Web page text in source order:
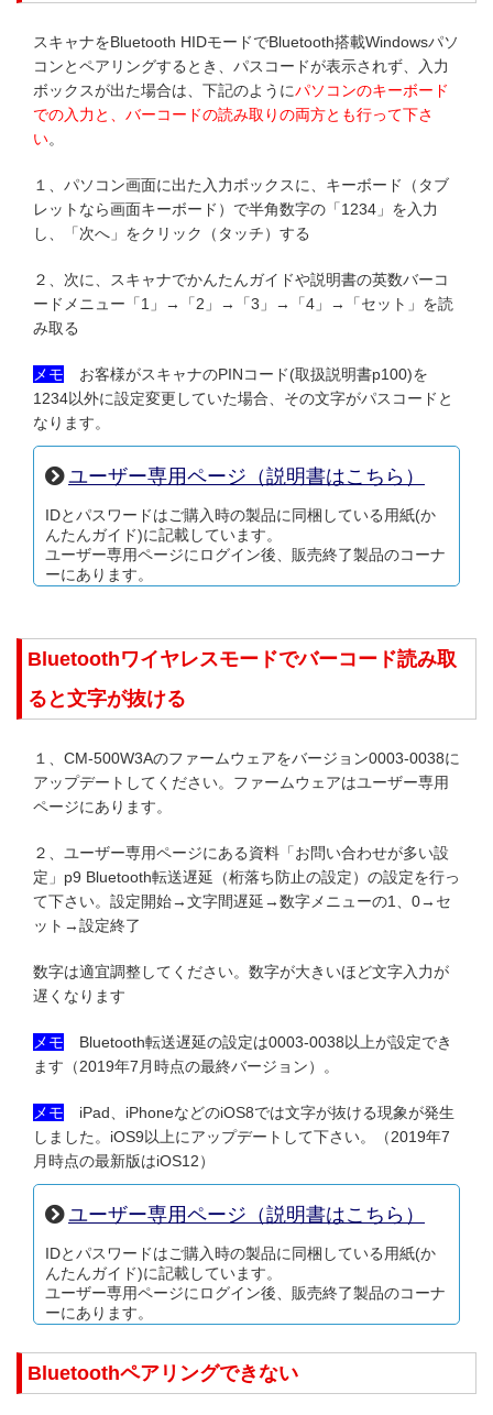
スキャナをBluetooth HIDモードでBluetooth搭載Windowsパソ
コンとペアリングするとき、パスコードが表示されず、入力
ボックスが出た場合は、下記のようにパソコンのキーボード
での入力と、バーコードの読み取りの両方とも行って下さ
い。
１、パソコン画面に出た入力ボックスに、キーボード（タブ
レットなら画面キーボード）で半角数字の「1234」を入力
し、「次へ」をクリック（タッチ）する
２、次に、スキャナでかんたんガイドや説明書の英数バーコ
ードメニュー「1」→「2」→「3」→「4」→「セット」を読
み取る
メモ お客様がスキャナのPINコード(取扱説明書p100)を
1234以外に設定変更していた場合、その文字がパスコードと
なります。
ユーザー専用ページ（説明書はこちら）
IDとパスワードはご購入時の製品に同梱している用紙(か
んたんガイド)に記載しています。
ユーザー専用ページにログイン後、販売終了製品のコーナ
ーにあります。
Bluetoothワイヤレスモードでバーコード読み取
ると文字が抜ける
１、CM-500W3Aのファームウェアをバージョン0003-0038に
アップデートしてください。ファームウェアはユーザー専用
ページにあります。
２、ユーザー専用ページにある資料「お問い合わせが多い設
定」p9 Bluetooth転送遅延（桁落ち防止の設定）の設定を行っ
て下さい。設定開始→文字間遅延→数字メニューの1、0→セ
ット→設定終了
数字は適宜調整してください。数字が大きいほど文字入力が
遅くなります
メモ Bluetooth転送遅延の設定は0003-0038以上が設定でき
ます（2019年7月時点の最終バージョン）。
メモ iPad、iPhoneなどのiOS8では文字が抜ける現象が発生
しました。iOS9以上にアップデートして下さい。（2019年7
月時点の最新版はiOS12）
ユーザー専用ページ（説明書はこちら）
IDとパスワードはご購入時の製品に同梱している用紙(か
んたんガイド)に記載しています。
ユーザー専用ページにログイン後、販売終了製品のコーナ
ーにあります。
Bluetoothペアリングできない